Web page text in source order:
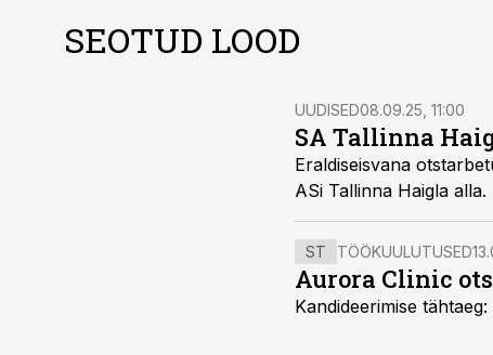
SEOTUD LOOD
UUDISED08.09.25, 11:00
SA Tallinna
Eraldiseisvana
ASi Tallinna Haigla alla.
ST TÖÖKUULUTUSED
Aurora Clinic
Kandideerimise tähtaeg: